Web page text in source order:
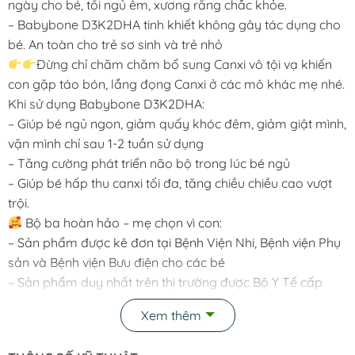
ngày cho bé, tối ngủ êm, xương răng chắc khỏe.
– Babybone D3K2DHA tinh khiết không gây tác dụng cho
bé. An toàn cho trẻ sơ sinh và trẻ nhỏ
Đừng chỉ chăm chăm bổ sung Canxi vô tội vạ khiến
con gặp táo bón, lắng đọng Canxi ở các mô khác mẹ nhé.
Khi sử dụng Babybone D3K2DHA:
– Giúp bé ngủ ngon, giảm quấy khóc đêm, giảm giật mình,
vặn mình chỉ sau 1-2 tuần sử dụng
– Tăng cường phát triển não bộ trong lúc bé ngủ
– Giúp bé hấp thu canxi tối đa, tăng chiều chiều cao vượt
trội.
Bộ ba hoàn hảo – mẹ chọn vì con:
– Sản phẩm được kê đơn tại Bệnh Viện Nhi, Bệnh viện Phụ
sản và Bệnh viện Bưu điện cho các bé
– Sản phẩm duy nhất trên thị trường được Bộ Y Tế cấp
phép và chứng nhận có thành phần D3K2 kèm DHA
– Rất an toàn với trẻ sơ sinh và trẻ nhỏ do tất cả thành
Xem thêm